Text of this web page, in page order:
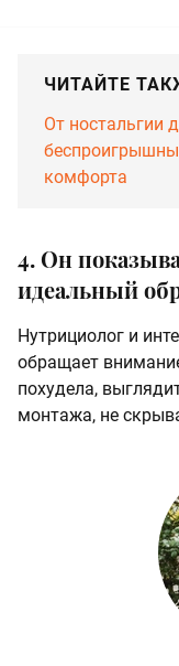
ЧИТАЙТЕ
От ностальгии
комфорта
4. Он
идеальный
Нутрициолог и
обращает
похудела,
монтажа, не